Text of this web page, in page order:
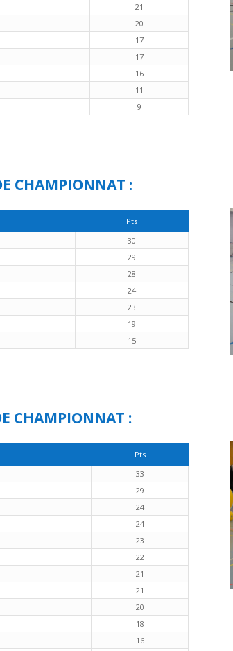
21
20
17
17
16
11
9
CHAMPIONNAT :
Pts
30
29
28
24
23
19
15
CHAMPIONNAT :
Pts
33
29
24
24
23
22
21
21
20
18
16